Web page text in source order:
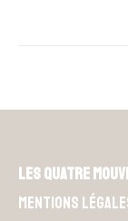
Les Quatre
Mentions